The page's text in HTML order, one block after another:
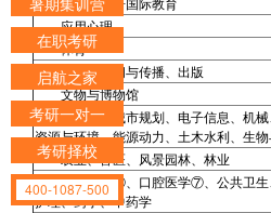
应用心理
体育
翻译、新闻与传播、出版
文物与博物馆
建筑学、城市规划、电子信息、机械
资源与环境、能源动力、土木水利、生
农业、兽医、风景园林、林业
临床医学⑥、口腔医学⑦、公共卫生
护理、药学、中药学
在职考研
启航之家
考研一对一
考研择校
400-1087-500